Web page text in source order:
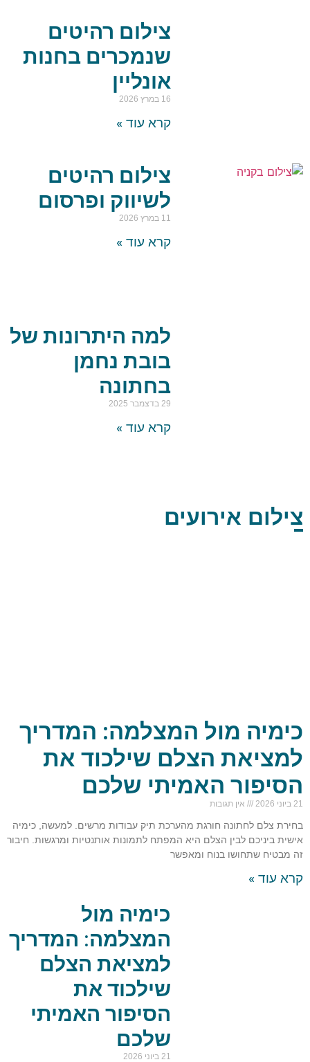
צילום רהיטים
שנמכרים בחנות
אונליין
16 במרץ 2026
קרא עוד »
צילום רהיטים
לשיווק ופרסום
11 במרץ 2026
קרא עוד »
למה היתרונות של
בובת נחמן
בחתונה
29 בדצמבר 2025
קרא עוד »
צילום אירועים
כימיה מול המצלמה: המדריך
למציאת הצלם שילכוד את
הסיפור האמיתי שלכם
21 ביוני 2026 אין תגובות
בחירת צלם לחתונה חורגת מהערכת תיק עבודות מרשים. למעשה, כימיה
אישית ביניכם לבין הצלם היא המפתח לתמונות אותנטיות ומרגשות. חיבור
זה מבטיח שתחושו בנוח ומאפשר
קרא עוד »
כימיה מול
המצלמה: המדריך
למציאת הצלם
שילכוד את
הסיפור האמיתי
שלכם
21 ביוני 2026